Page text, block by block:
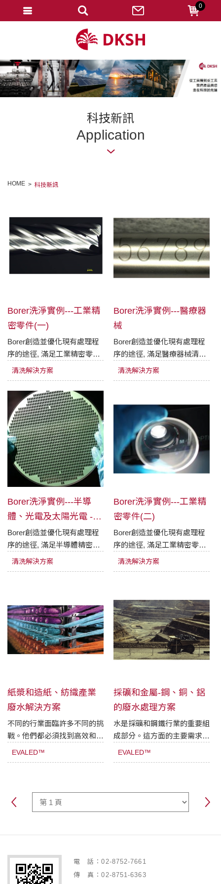
科技新訊
Application
HOME 科技新訊
Borer洗淨實例---工業精
密零件(一)
Borer創造並優化現有處理程
序的途徑, 滿足工業精密零件
清洗的最高要求。
清洗解決方案
Borer洗淨實例---醫療器
械
Borer創造並優化現有處理程
序的途徑, 滿足醫療器械清洗
的最高要求。
清洗解決方案
Borer洗淨實例---半導
體、光電及太陽光電 -
載體/基材清洗
Borer創造並優化現有處理程
序的途徑, 滿足半導體精密零
件清洗的最高要求。
清洗解決方案
Borer洗淨實例---工業精
密零件(二)
Borer創造並優化現有處理程
序的途徑, 滿足工業精密零件
清洗的最高要求。
清洗解決方案
紙漿和造紙、紡織產業
廢水解決方案
不同的行業面臨許多不同的挑
戰。他們都必須找到高效和有
效的解決方案，以優化可用資
源以獲得更高的競爭力，並在
EVALED™
採礦和金屬-鋼、銅、鋁
的廢水處理方案
水是採礦和鋼鐵行業的重要組
成部分。這方面的主要需求是
優化資源管理，通過處理特定
生產工藝要求的可用水來提高
金屬、砷和其他污染物以安全
排放到敏感的環境。
EVALED™
電 話：02-8752-7661
傳 真：02-8751-6363
0
忘記密碼
變更密碼
修改個人資料
我的收藏